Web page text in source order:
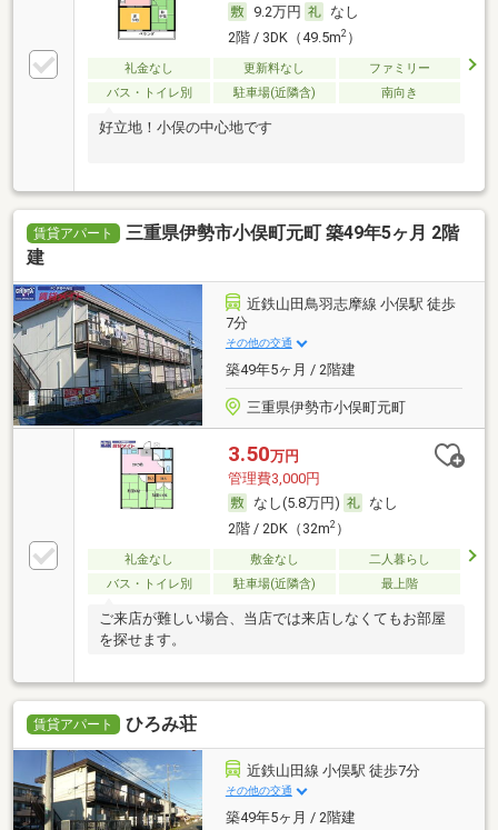
9.2万円
なし
2階 / 3DK（49.5m2）
礼金なし 更新料なし
ファミリー
バス・トイレ別
駐車場(近隣含) 南向き
好立地！小俣の中心地です
賃貸アパート
三重県伊勢市小俣町元町 築49年5ヶ月 2階
建
近鉄山田鳥羽志摩線 小俣駅 徒歩
7分
その他の交通
築49年5ヶ月 / 2階建
三重県伊勢市小俣町元町
3.50万円
管理費3,000円
なし(5.8万円)
なし
2階 / 2DK（32m2）
礼金なし 敷金なし
二人暮らし
バス・トイレ別
駐車場(近隣含) 最上階
ご来店が難しい場合、当店では来店しなくてもお部屋
を探せます。
賃貸アパート ひろみ荘
近鉄山田線 小俣駅 徒歩7分
その他の交通
築49年5ヶ月 / 2階建